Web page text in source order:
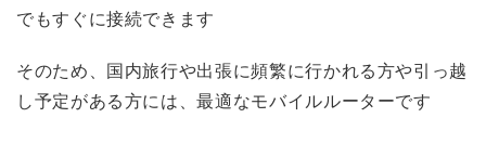
でもすぐに接続できます
そのため、国内旅行や出張に頻繁に行かれる方や引っ越
し予定がある方には、最適なモバイルルーターです